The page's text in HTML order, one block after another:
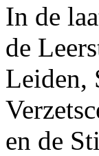
In de
de
Leiden,
en de